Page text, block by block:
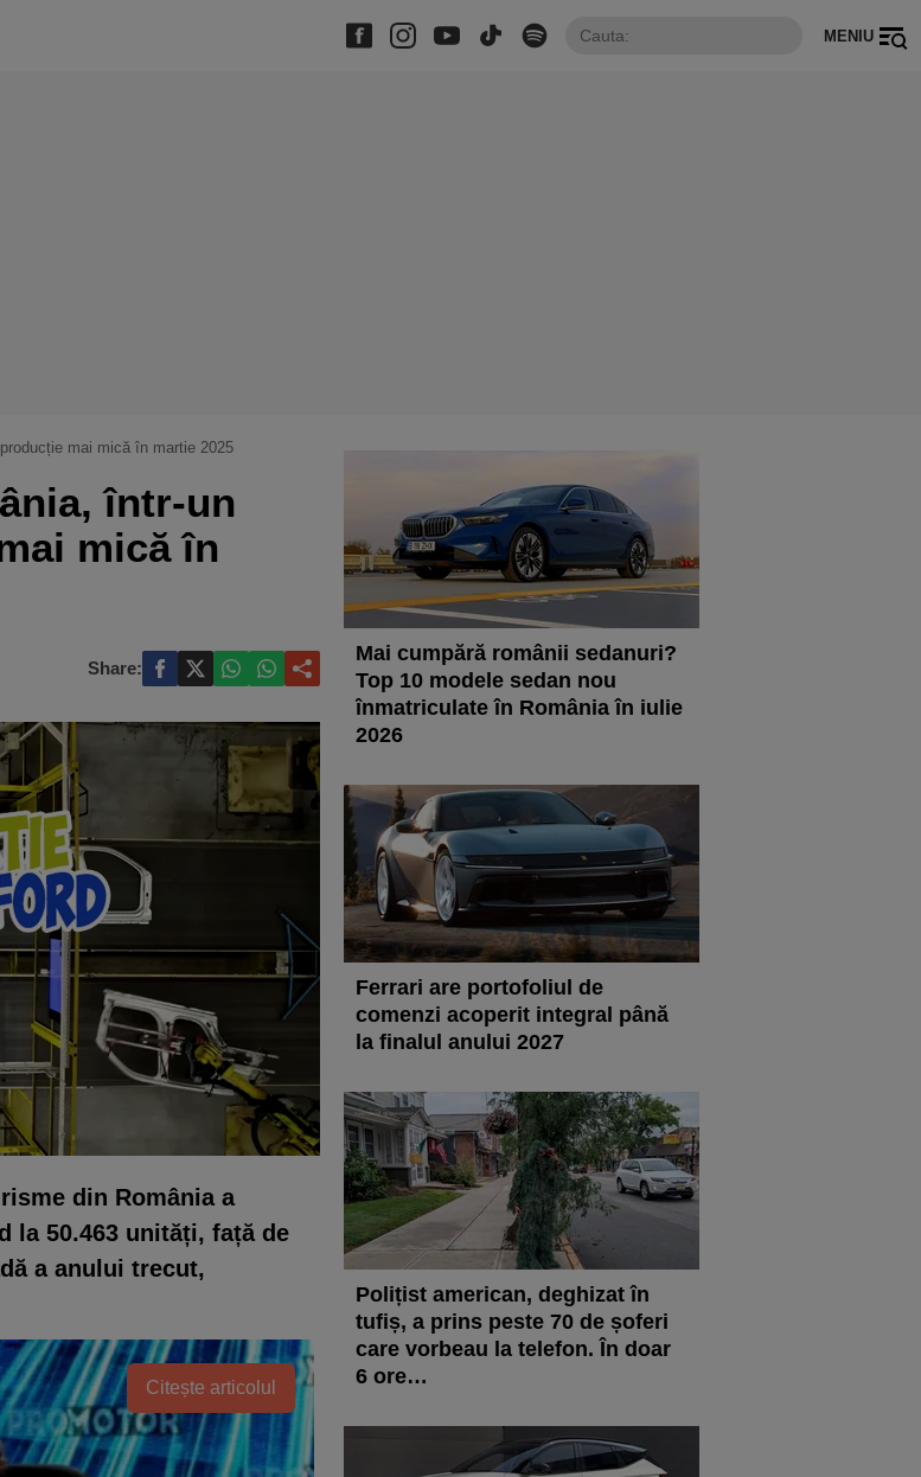
MENIU
mai mică în martie 2025
într-un
mică în
Share:
din România a
la 50.463 unități, față de
a anului trecut,
Citește articolul
Mai cumpără românii sedanuri?
Top 10 modele sedan nou
înmatriculate în România în iulie
2026
Ferrari are portofoliul de
comenzi acoperit integral până
la finalul anului 2027
Polițist american, deghizat în
tufiș, a prins peste 70 de șoferi
care vorbeau la telefon. În doar
6 ore…